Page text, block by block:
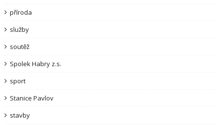
příroda
služby
soutěž
Spolek Habry z.s.
sport
Stanice Pavlov
stavby